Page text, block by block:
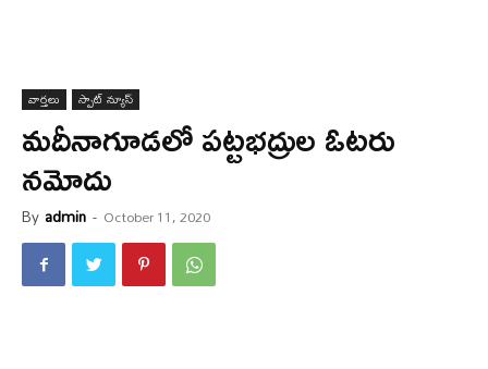
వార్త‌లు స్పాట్ న్యూస్
మ‌దీనాగూడ‌లో ప‌ట్ట‌భ‌ద్రుల ఓట‌రు
న‌మోదు
By admin - October 11, 2020